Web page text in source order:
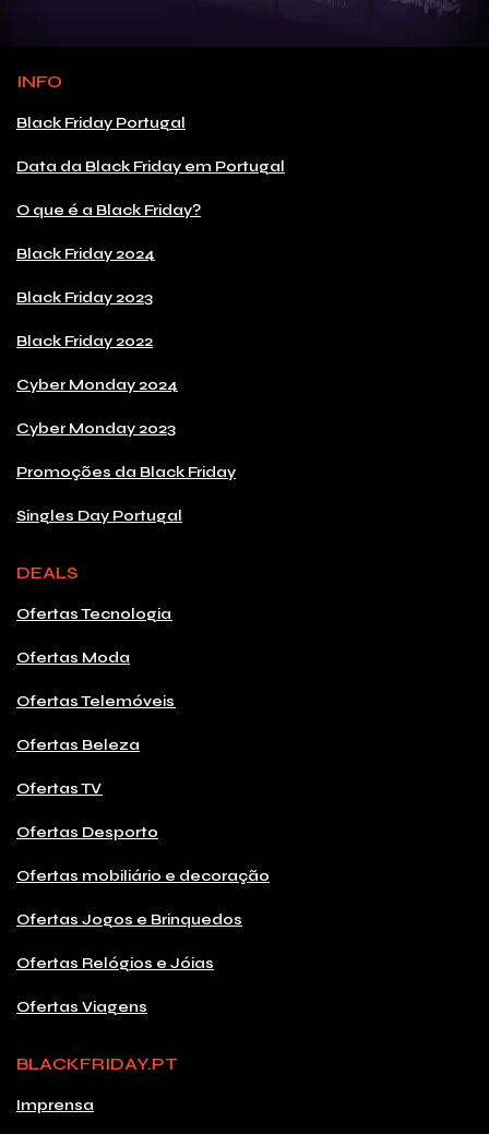
INFO
Black Friday Portugal
Data da Black Friday em Portugal
O que é a Black Friday?
Black Friday 2024
Black Friday 2023
Black Friday 2022
Cyber Monday 2024
Cyber Monday 2023
Promoções da Black Friday
Singles Day Portugal
DEALS
Ofertas Tecnologia
Ofertas Moda
Ofertas Telemóveis
Ofertas Beleza
Ofertas TV
Ofertas Desporto
Ofertas mobiliário e decoração
Ofertas Jogos e Brinquedos
Ofertas Relógios e Jóias
Ofertas Viagens
BLACKFRIDAY.PT
Imprensa